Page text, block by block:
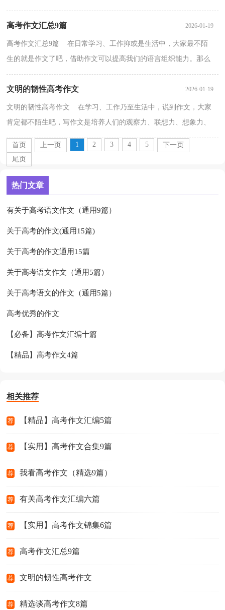
想，聚集在一块。还是对作文一筹莫展吗？以下是小编收...
高考作文汇总9篇 2026-01-19
高考作文汇总9篇 在日常学习、工作抑或是生活中，大家最不陌
生的就是作文了吧，借助作文可以提高我们的语言组织能力。那么
你知道一篇好的作文该怎么写吗？下面是小编为大家收...
文明的韧性高考作文 2026-01-19
文明的韧性高考作文 在学习、工作乃至生活中，说到作文，大家
肯定都不陌生吧，写作文是培养人们的观察力、联想力、想象力、
思考力和记忆力的重要手段。你知道作文怎样才能写的...
首页
上一页 1 2 3 4 5
下一页
尾页
热门文章
有关于高考语文作文（通用9篇）
关于高考的作文(通用15篇)
关于高考的作文通用15篇
关于高考语文作文（通用5篇）
关于高考语文的作文（通用5篇）
高考优秀的作文
【必备】高考作文汇编十篇
【精品】高考作文4篇
相关推荐
荐 【精品】高考作文汇编5篇
荐 【实用】高考作文合集9篇
荐 我看高考作文（精选9篇）
荐 有关高考作文汇编六篇
荐 【实用】高考作文锦集6篇
荐 高考作文汇总9篇
荐 文明的韧性高考作文
荐 精选谈高考作文8篇